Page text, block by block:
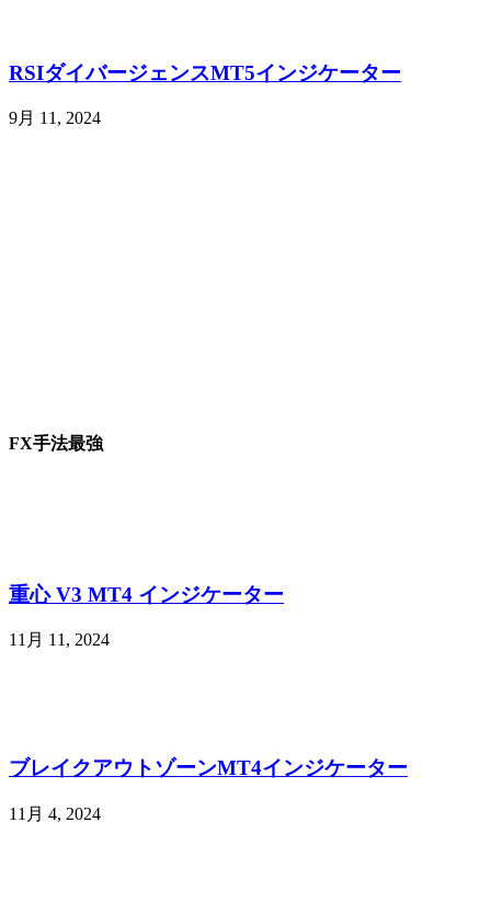
RSIダイバージェンスMT5インジケーター
9月 11, 2024
FX手法最強
重心 V3 MT4 インジケーター
11月 11, 2024
ブレイクアウトゾーンMT4インジケーター
11月 4, 2024